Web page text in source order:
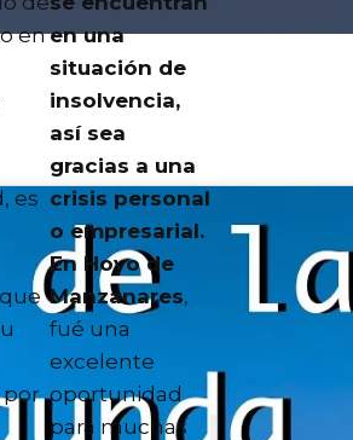
en
es
por
en una
situación de
insolvencia,
así sea
gracias a una
crisis personal
o empresarial.
En Hoyo de
Manzanares,
fué una
excelente
oportunidad
para muchas